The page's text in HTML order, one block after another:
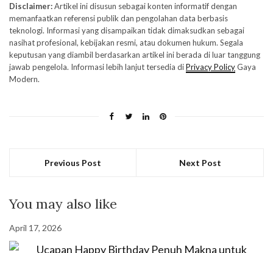
Disclaimer:Artikel ini disusun sebagai konten informatif dengan
memanfaatkan referensi publik dan pengolahan data berbasis
teknologi. Informasi yang disampaikan tidak dimaksudkan sebagai
nasihat profesional, kebijakan resmi, atau dokumen hukum. Segala
keputusan yang diambil berdasarkan artikel ini berada di luar tanggung
jawab pengelola. Informasi lebih lanjut tersedia diPrivacy PolicyGaya
Modern.
Previous Post Next Post
You may also like
April 17, 2026